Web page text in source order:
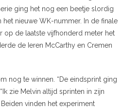
ging het nog een beetje slordig
nieuwe WK-nummer. In de finale
op de laatste vijfhonderd meter het
de Ieren McCarthy en Cremen
nog te winnen. “De eindsprint ging
zie Melvin altijd sprinten in zijn
Beiden vinden het experiment